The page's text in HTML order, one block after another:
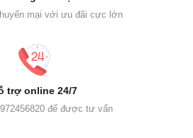
mại với ưu đãi cực lớn
trợ online 24/7
để được tư vấn